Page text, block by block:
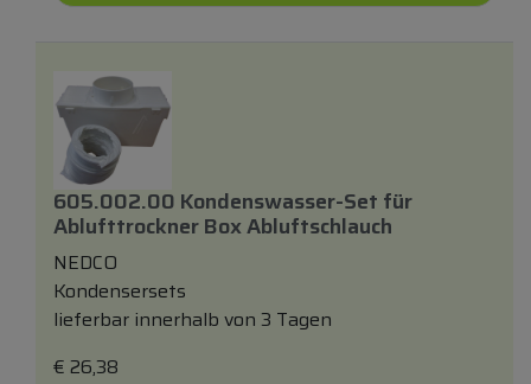
605.002.00 Kondenswasser-Set für
Ablufttrockner Box Abluftschlauch
NEDCO
Kondensersets
lieferbar innerhalb von 3 Tagen
€ 26,38